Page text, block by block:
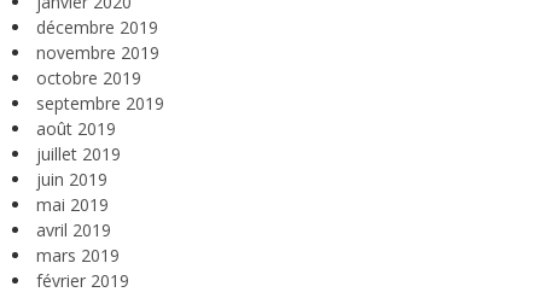
décembre 2019
novembre 2019
octobre 2019
septembre 2019
août 2019
juillet 2019
juin 2019
mai 2019
avril 2019
mars 2019
février 2019